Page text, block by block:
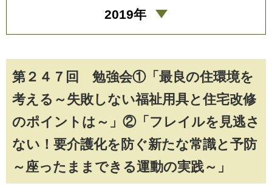
第２４７回 勉強会①「最良の住環境を
考える～失敗しない福祉用具と住宅改修
のポイントは～」②「フレイルを見逃さ
ない！要介護化を防ぐ新たな常識と予防
～座ったままできる運動の実践～」
2019年